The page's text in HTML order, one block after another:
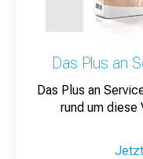
Das Plus an
Das Plus an
rund um diese